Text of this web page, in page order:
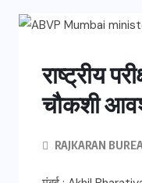
राष्ट्रीय
चौकशी
RAJKARAN